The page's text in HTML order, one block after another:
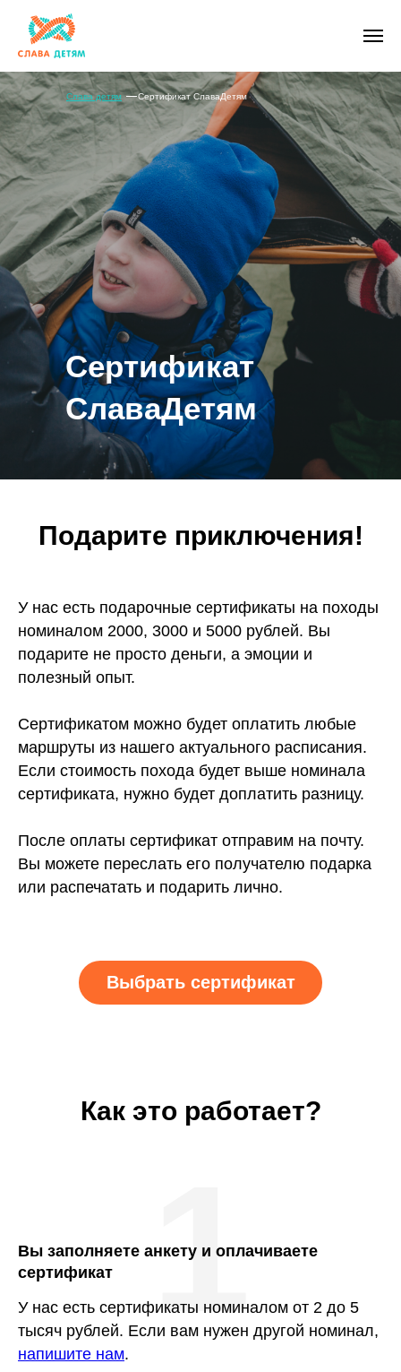
Сертификат
СлаваДетям
Слава детям Сертификат СлаваДетям
Подарите приключения!
У нас есть подарочные сертификаты на походы
номиналом 2000, 3000 и 5000 рублей. Вы
подарите не просто деньги, а эмоции и
полезный опыт.
Сертификатом можно будет оплатить любые
маршруты из нашего актуального расписания.
Если стоимость похода будет выше номинала
сертификата, нужно будет доплатить разницу.
После оплаты сертификат отправим на почту.
Вы можете переслать его получателю подарка
или распечатать и подарить лично.
Выбрать сертификат
Как это работает?
Вы заполняете анкету и оплачиваете
сертификат
У нас есть сертификаты номиналом от 2 до 5
тысяч рублей. Если вам нужен другой номинал,
напишите нам.
1